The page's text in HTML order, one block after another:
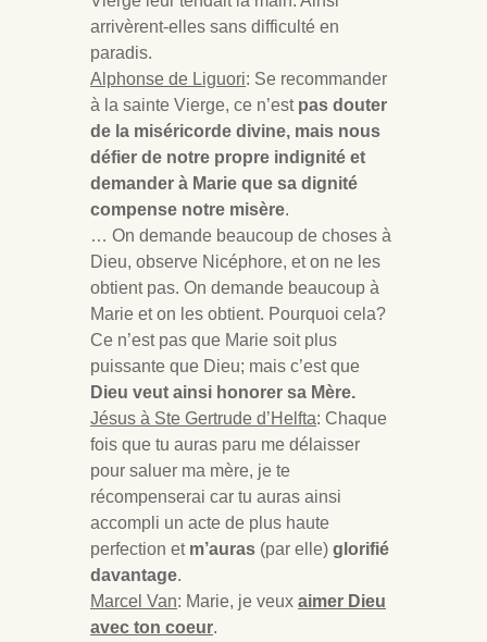
arrivèrent-elles sans difficulté en
paradis.
Alphonse de Liguori: Se recommander
à la sainte Vierge, ce n’est pas douter
de la miséricorde divine, mais nous
défier de notre propre indignité et
demander à Marie que sa dignité
compense notre misère.
… On demande beaucoup de choses à
Dieu, observe Nicéphore, et on ne les
obtient pas. On demande beaucoup à
Marie et on les obtient. Pourquoi cela?
Ce n’est pas que Marie soit plus
puissante que Dieu; mais c’est que
Dieu veut ainsi honorer sa Mère.
Jésus à Ste Gertrude d’Helfta: Chaque
fois que tu auras paru me délaisser
pour saluer ma mère, je te
récompenserai car tu auras ainsi
accompli un acte de plus haute
perfection et m’auras (par elle) glorifié
davantage.
Marcel Van: Marie, je veux aimer Dieu
avec ton coeur.